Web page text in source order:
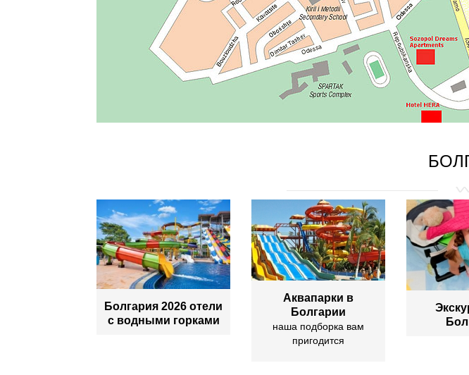
Болгария 2026 отели
с водными горками
Аквапарки в
Болгарии
наша подборка вам
пригодится